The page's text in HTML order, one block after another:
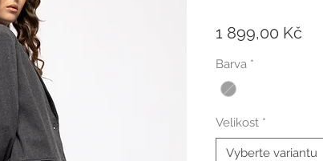
1 899,00 Kč
Barva *
Velikost *
Vyberte variantu